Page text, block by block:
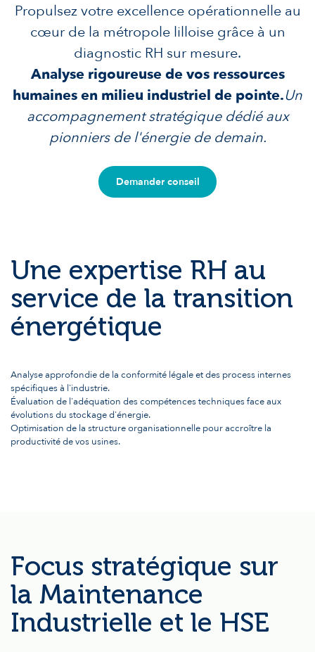
Propulsez votre excellence opérationnelle au
cœur de la métropole lilloise grâce à un
diagnostic RH sur mesure.
Analyse rigoureuse de vos ressources
humaines en milieu industriel de pointe.Un
accompagnement stratégique dédié aux
pionniers de l'énergie de demain.
Demander conseil
Une expertise RH au
service de la transition
énergétique
Analyse approfondie de la conformité légale et des process internes
spécifiques à l'industrie.
Évaluation de l'adéquation des compétences techniques face aux
évolutions du stockage d'énergie.
Optimisation de la structure organisationnelle pour accroître la
productivité de vos usines.
Focus stratégique sur
la Maintenance
Industrielle et le HSE